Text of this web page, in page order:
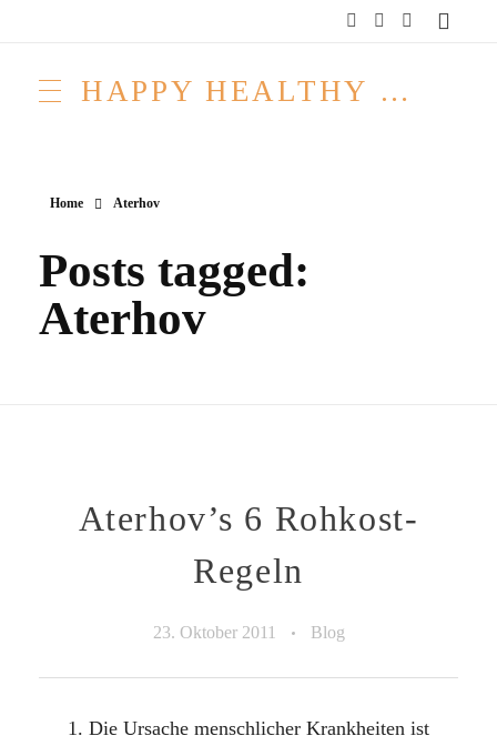
HAPPY HEALTHY RAW & FREE – ROH MACHT FROH!
Home Aterhov
Posts tagged:
Aterhov
Aterhov’s 6 Rohkost-
Regeln
23. Oktober 2011 Blog
Die Ursache menschlicher Krankheiten ist